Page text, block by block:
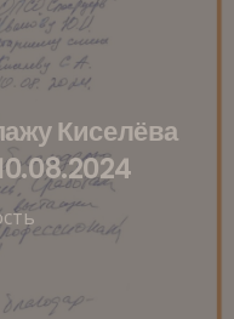
Киселёва